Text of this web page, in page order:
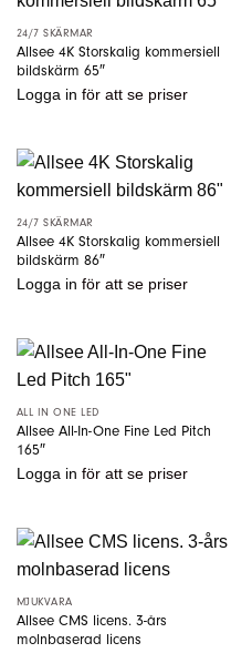
24/7 SKÄRMAR
Allsee 4K Storskalig kommersiell
bildskärm 65″
Logga in för att se priser
24/7 SKÄRMAR
Allsee 4K Storskalig kommersiell
bildskärm 86″
Logga in för att se priser
ALL IN ONE LED
Allsee All-In-One Fine Led Pitch
165″
Logga in för att se priser
MJUKVARA
Allsee CMS licens. 3-års
molnbaserad licens